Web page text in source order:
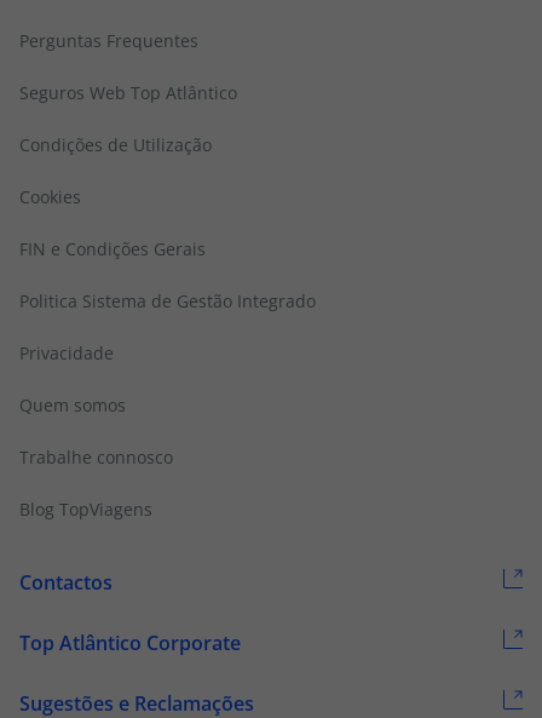
Perguntas Frequentes
Seguros Web Top Atlântico
Condições de Utilização
Cookies
FIN e Condições Gerais
Politica Sistema de Gestão Integrado
Privacidade
Quem somos
Trabalhe connosco
Blog TopViagens
Contactos
Top Atlântico Corporate
Sugestões e Reclamações